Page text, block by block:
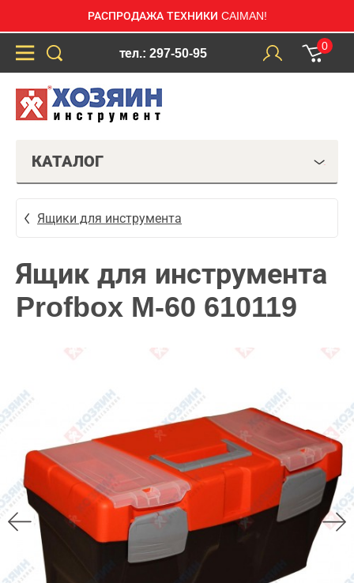
РАСПРОДАЖА ТЕХНИКИ CAIMAN!
тел.: 297-50-95
0
КАТАЛОГ
Ящики для инструмента
Ящик для инструмента
Profbox M-60 610119